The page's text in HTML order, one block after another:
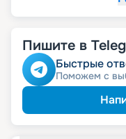
Пишите в
Быстрые
Поможем с